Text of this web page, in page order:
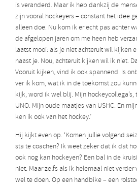
is veranderd. Maar ik heb dankzij de
zijn vooral hockeyers – constant het idee
alleen doe. Nu kom ik er echt pas achter
de afgelopen jaren om me heen heb
laatst mooi: als je niet achteruit wil kijken
naast je. Nou, achteruit kijken wil ik niet.
Vooruit kijken, vind ik ook spannend. Is
ver ik kom, wat ik in de toekomst zou
kijk, word ik wel blij. Mijn
UNO. Mijn oude maatjes van USHC. En
ken ik ook van het hockey.’
Hij kijkt even op. ‘Komen jullie volgend
sta te coachen? Ik weet zeker dat ik dat
ook nog kan hockeyen? Een bal in de
niet. Maar zelfs als ik helemaal niet verder
wel te doen. Op een handbike – een